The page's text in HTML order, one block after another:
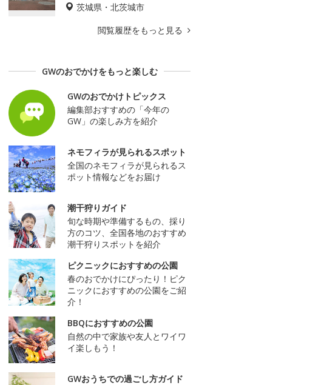
茨城県・北茨城市
閲覧履歴をもっと見る
GWのおでかけをもっと楽しむ
GWのおでかけトピックス
編集部おすすめの「今年の
GW」の楽しみ方を紹介
ネモフィラが見られるスポット
全国のネモフィラが見られるス
ポット情報などをお届け
潮干狩りガイド
旬な時期や準備するもの、採り
方のコツ、全国各地のおすすめ
潮干狩りスポットを紹介
ピクニックにおすすめの公園
春のおでかけにぴったり！ピク
ニックにおすすめの公園をご紹
介！
BBQにおすすめの公園
自然の中で家族や友人とワイワ
イ楽しもう！
GWおうちでの過ごし方ガイド